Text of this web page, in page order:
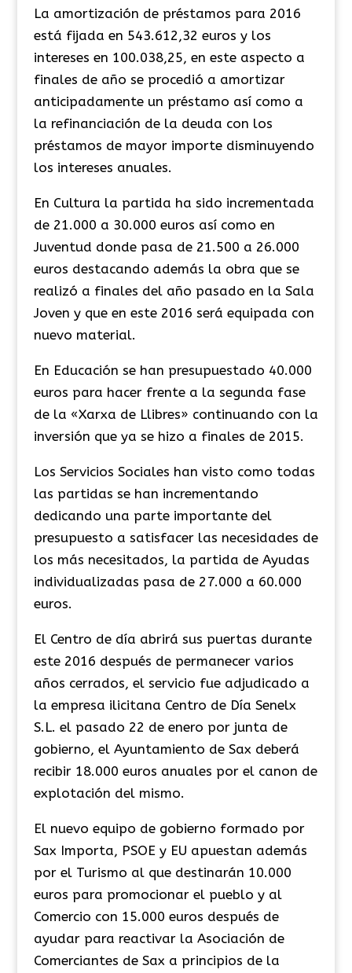
La amortización de préstamos para 2016
está fijada en 543.612,32 euros y los
intereses en 100.038,25, en este aspecto a
finales de año se procedió a amortizar
anticipadamente un préstamo así como a
la refinanciación de la deuda con los
préstamos de mayor importe disminuyendo
los intereses anuales.
En Cultura la partida ha sido incrementada
de 21.000 a 30.000 euros así como en
Juventud donde pasa de 21.500 a 26.000
euros destacando además la obra que se
realizó a finales del año pasado en la Sala
Joven y que en este 2016 será equipada con
nuevo material.
En Educación se han presupuestado 40.000
euros para hacer frente a la segunda fase
de la «Xarxa de Llibres» continuando con la
inversión que ya se hizo a finales de 2015.
Los Servicios Sociales han visto como todas
las partidas se han incrementando
dedicando una parte importante del
presupuesto a satisfacer las necesidades de
los más necesitados, la partida de Ayudas
individualizadas pasa de 27.000 a 60.000
euros.
El Centro de día abrirá sus puertas durante
este 2016 después de permanecer varios
años cerrados, el servicio fue adjudicado a
la empresa ilicitana Centro de Día Senelx
S.L. el pasado 22 de enero por junta de
gobierno, el Ayuntamiento de Sax deberá
recibir 18.000 euros anuales por el canon de
explotación del mismo.
El nuevo equipo de gobierno formado por
Sax Importa, PSOE y EU apuestan además
por el Turismo al que destinarán 10.000
euros para promocionar el pueblo y al
Comercio con 15.000 euros después de
ayudar para reactivar la Asociación de
Comerciantes de Sax a principios de la